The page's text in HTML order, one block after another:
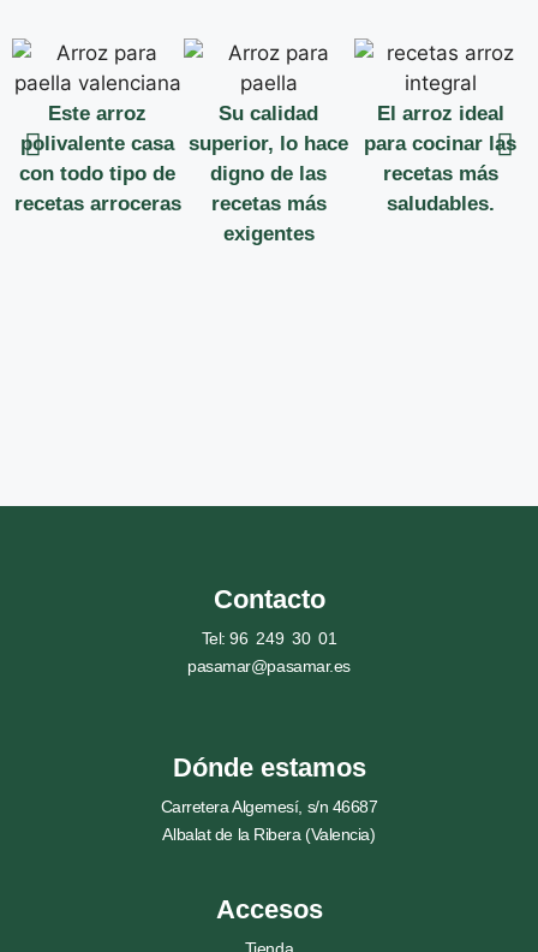
Este arroz
polivalente casa
con todo tipo de
recetas arroceras
Su calidad
superior, lo hace
digno de las
recetas más
exigentes
El arroz ideal
para cocinar las
recetas más
saludables.
Contacto
Tel: 96 249 30 01
pasamar@pasamar.es
Dónde estamos
Carretera Algemesí, s/n 46687
Albalat de la Ribera (Valencia)
Accesos